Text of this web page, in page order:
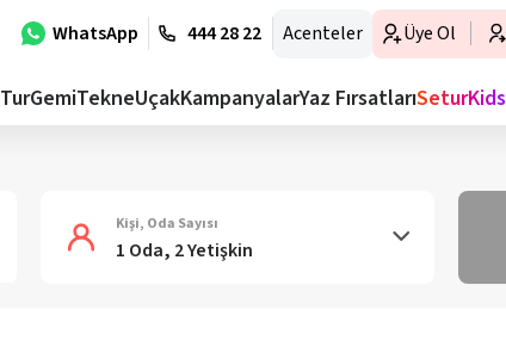
WhatsApp 444 28 22 Acenteler Üye Ol
TurGemiTekneUçakKampanyalarYaz FırsatlarıSeturKids
Kişi, Oda Sayısı
1 Oda, 2 Yetişkin